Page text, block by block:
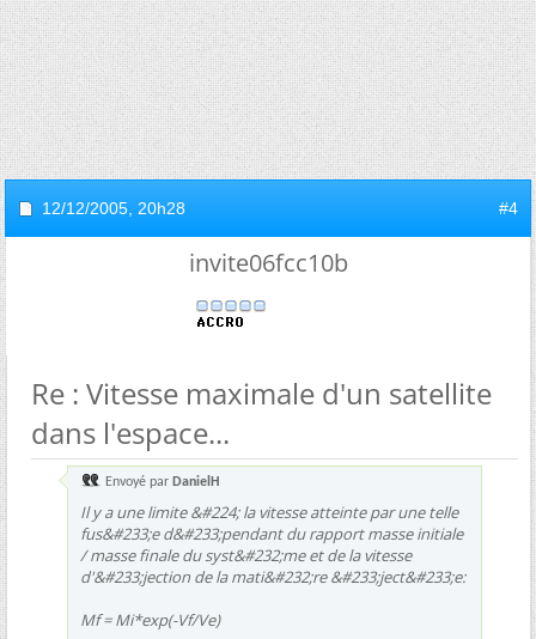
12/12/2005, 20h28 #4
invite06fcc10b
Re : Vitesse maximale d'un satellite
dans l'espace...
Envoyé par DanielH
Il y a une limite &#224; la vitesse atteinte par une telle
fus&#233;e d&#233;pendant du rapport masse initiale
/ masse finale du syst&#232;me et de la vitesse
d'&#233;jection de la mati&#232;re &#233;ject&#233;e:
Mf = Mi*exp(-Vf/Ve)